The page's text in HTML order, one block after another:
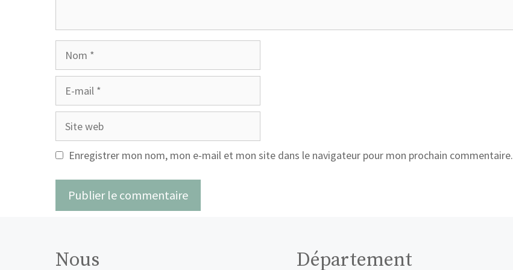
Site
Enregistrer mon nom, mon e-mail et mon site dans le navigateur pour mon prochain commentaire.
Nous Département